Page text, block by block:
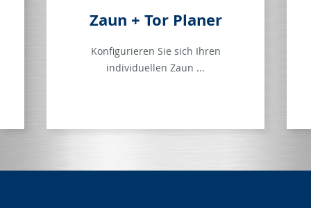
Zaun + Tor Planer
Konfigurieren Sie sich Ihren
individuellen Zaun ...